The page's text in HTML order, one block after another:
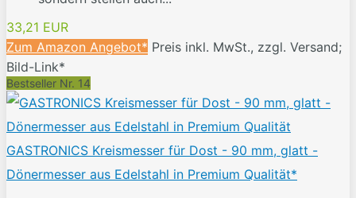
33,21 EUR
Zum Amazon Angebot* Preis inkl. MwSt., zzgl. Versand;
Bild-Link*
Bestseller Nr. 14
GASTRONICS Kreismesser für Dost - 90 mm, glatt -
Dönermesser aus Edelstahl in Premium Qualität*